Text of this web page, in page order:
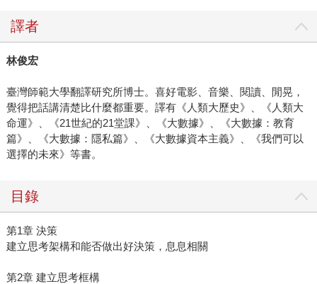
譯者
林俊宏
臺灣師範大學翻譯研究所博士。喜好電影、音樂、閱讀、閒晃，
覺得把話講清楚比什麼都重要。譯有《人類大歷史》、《人類大
命運》、《21世紀的21堂課》、《大數據》、《大數據：教育
篇》、《大數據：隱私篇》、《大數據資本主義》、《我們可以
選擇的未來》等書。
目錄
第1章 決策
建立思考架構和能否做出好決策，息息相關
第2章 建立思考框構